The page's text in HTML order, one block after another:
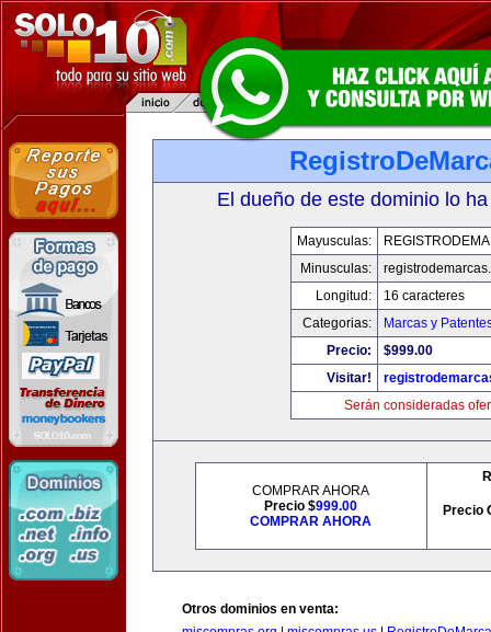
El dueño de este dominio lo
Mayusculas:
Minusculas:
Longitud:
16 caracteres
Categorias:
Marcas y
Precio:
$999.00
Visitar!
Serán consideradas
COMPRAR AHORA
Precio $999.00
COMPRAR AHORA
Precio
Otros dominios en venta: